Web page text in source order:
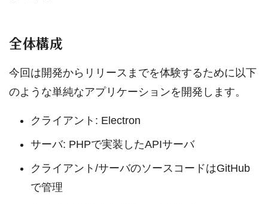
全体構成
今回は開発からリリースまでを体験するために以下
のような単純なアプリケーションを開発します。
クライアント: Electron
サーバ: PHPで実装したAPIサーバ
クライアント/サーバのソースコードはGitHub
で管理